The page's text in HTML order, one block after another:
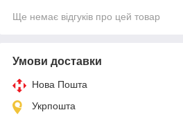
Ще немає відгуків про цей товар
Умови доставки
Нова Пошта
Укрпошта